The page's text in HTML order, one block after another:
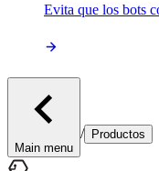
Evita que los bots
Main menu
/ Productos